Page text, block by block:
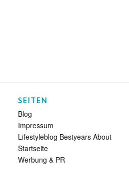
SEITEN
Blog
Impressum
Lifestyleblog Bestyears About
Startseite
Werbung & PR